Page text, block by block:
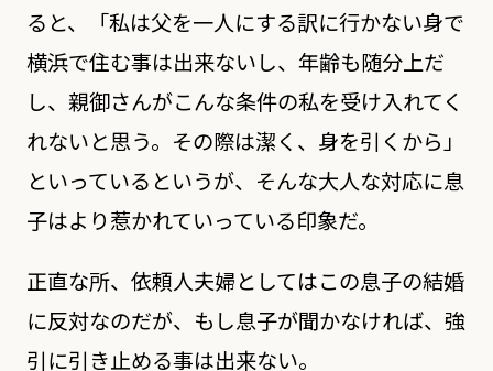
ると、「私は父を一人にする訳に行かない身で
横浜で住む事は出来ないし、年齢も随分上だ
し、親御さんがこんな条件の私を受け入れてく
れないと思う。その際は潔く、身を引くから」
といっているというが、そんな大人な対応に息
子はより惹かれていっている印象だ。
正直な所、依頼人夫婦としてはこの息子の結婚
に反対なのだが、もし息子が聞かなければ、強
引に引き止める事は出来ない。